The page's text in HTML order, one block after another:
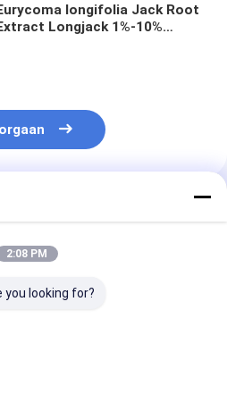
longifolia Jack Root
Longjack 1%-10%
2:08 PM
you looking for?